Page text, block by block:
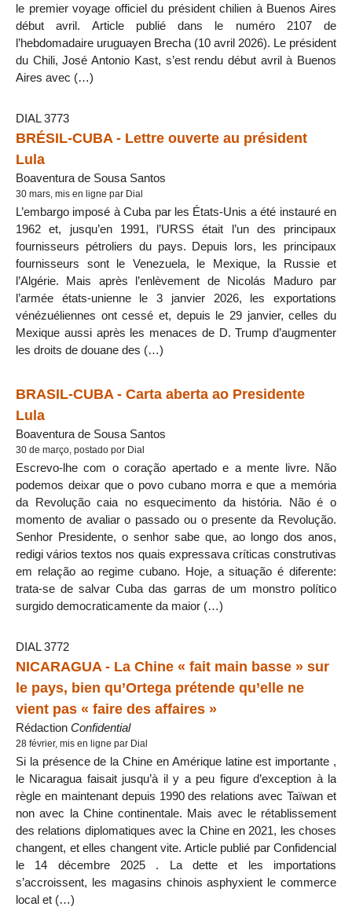
le premier voyage officiel du président chilien à Buenos Aires
début avril. Article publié dans le numéro 2107 de
l’hebdomadaire uruguayen Brecha (10 avril 2026). Le président
du Chili, José Antonio Kast, s’est rendu début avril à Buenos
Aires avec (…)
DIAL 3773
BRÉSIL-CUBA - Lettre ouverte au président
Lula
Boaventura de Sousa Santos
30 mars, mis en ligne par Dial
L’embargo imposé à Cuba par les États-Unis a été instauré en
1962 et, jusqu’en 1991, l’URSS était l’un des principaux
fournisseurs pétroliers du pays. Depuis lors, les principaux
fournisseurs sont le Venezuela, le Mexique, la Russie et
l’Algérie. Mais après l’enlèvement de Nicolás Maduro par
l’armée états-unienne le 3 janvier 2026, les exportations
vénézuéliennes ont cessé et, depuis le 29 janvier, celles du
Mexique aussi après les menaces de D. Trump d’augmenter
les droits de douane des (…)
BRASIL-CUBA - Carta aberta ao Presidente
Lula
Boaventura de Sousa Santos
30 de março, postado por Dial
Escrevo-lhe com o coração apertado e a mente livre. Não
podemos deixar que o povo cubano morra e que a memória
da Revolução caia no esquecimento da história. Não é o
momento de avaliar o passado ou o presente da Revolução.
Senhor Presidente, o senhor sabe que, ao longo dos anos,
redigi vários textos nos quais expressava críticas construtivas
em relação ao regime cubano. Hoje, a situação é diferente:
trata-se de salvar Cuba das garras de um monstro político
surgido democraticamente da maior (…)
DIAL 3772
NICARAGUA - La Chine « fait main basse » sur
le pays, bien qu’Ortega prétende qu’elle ne
vient pas « faire des affaires »
Rédaction Confidential
28 février, mis en ligne par Dial
Si la présence de la Chine en Amérique latine est importante ,
le Nicaragua faisait jusqu’à il y a peu figure d’exception à la
règle en maintenant depuis 1990 des relations avec Taïwan et
non avec la Chine continentale. Mais avec le rétablissement
des relations diplomatiques avec la Chine en 2021, les choses
changent, et elles changent vite. Article publié par Confidencial
le 14 décembre 2025 . La dette et les importations
s’accroissent, les magasins chinois asphyxient le commerce
local et (…)